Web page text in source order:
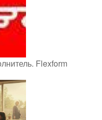
Flexform